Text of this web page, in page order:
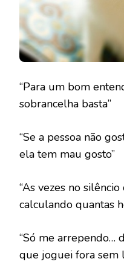
“Para um bom
sobrancelha basta”
“Se a pessoa não
ela tem mau gosto”
“As vezes no
calculando quantas
“Só me arrependo…
que joguei fora sem